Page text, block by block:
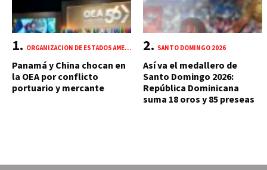
ORGANIZACIÓN DE ESTADOS AMERICANOS (OEA)
Panamá y China chocan en
la OEA por conflicto
portuario y mercante
SANTO DOMINGO 2026
Así va el medallero de
Santo Domingo 2026:
República Dominicana
suma 18 oros y 85 preseas